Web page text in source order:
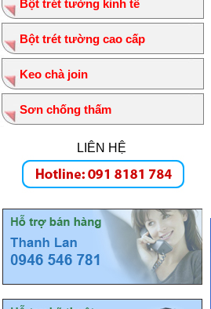
Bột trét tường kinh tế
Bột trét tường cao cấp
Keo chà join
Sơn chống thấm
LIÊN HỆ